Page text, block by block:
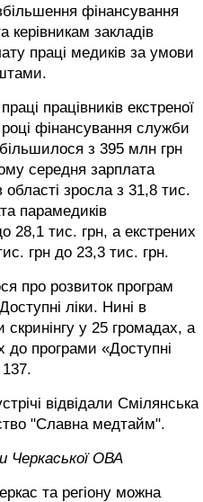
фінансування
закладів
праці медиків за умови
працівників екстреної
фінансування служби
з 395 млн грн
середня зарплата
області зросла з 31,8 тис.
парамедиків
28,1 тис. грн, а екстрених
грн до 23,3 тис. грн.
про розвиток програм
ліки. Нині в
у 25 громадах, а
до програми «Доступні
137.
відвідали Смілянська
"Славна медтайм".
Черкаської ОВА
та регіону можна